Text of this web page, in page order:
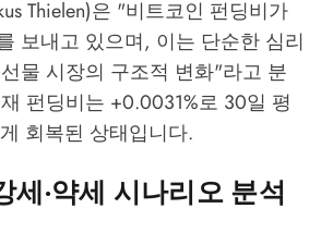
Thielen)은 "비트코인 펀딩비가
보내고 있으며, 이는 단순한 심리
물 시장의 구조적 변화"라고 분
펀딩비는 +0.0031%로 30일 평
회복된 상태입니다.
세·약세 시나리오 분석